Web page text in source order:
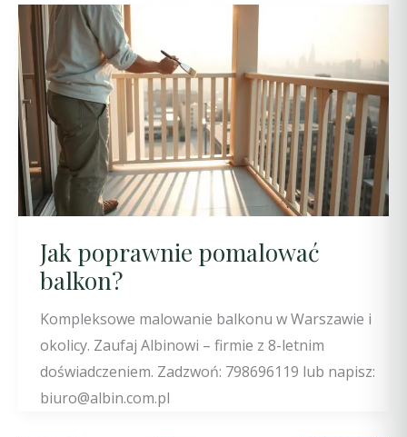
Jak poprawnie pomalować
balkon?
Kompleksowe malowanie balkonu w Warszawie i
okolicy. Zaufaj Albinowi – firmie z 8-letnim
doświadczeniem. Zadzwoń: 798696119 lub napisz:
biuro@albin.com.pl